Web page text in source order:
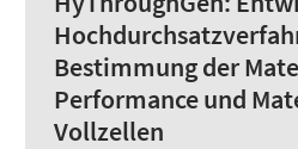
Bestimmung der
Performance und
Vollzellen